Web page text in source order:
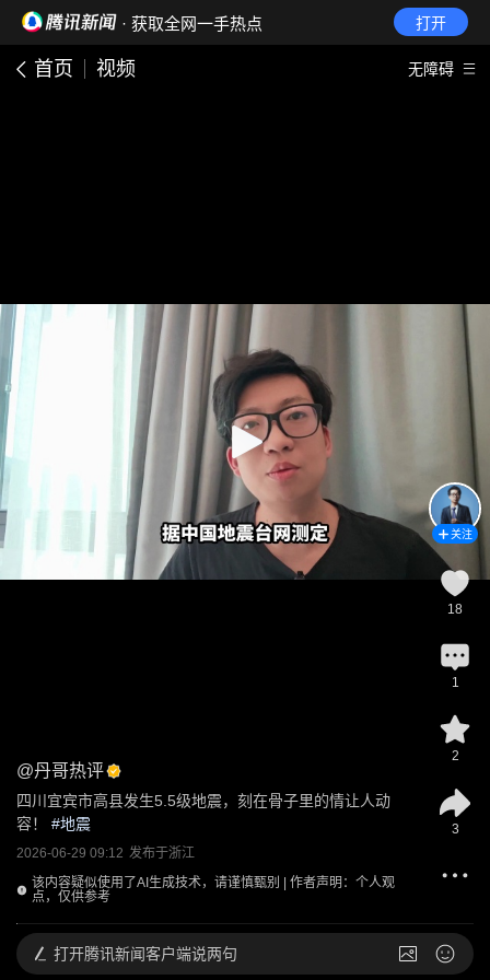
· 获取全网一手热点 打开
首页 视频 无障碍
@丹哥热评
四川宜宾市高县发生5.5级地震，刻在骨子里的情让人动
容！
#地震
2026-06-29 09:12 发布于浙江
该内容疑似使用了AI生成技术，请谨慎甄别 | 作者声明：个人观
点，仅供参考
关注
18
1
2
3
打开腾讯新闻客户端说两句